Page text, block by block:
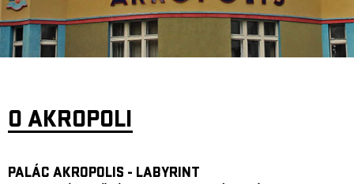
O AKROPOLI
PALÁC AKROPOLIS - LABYRINT